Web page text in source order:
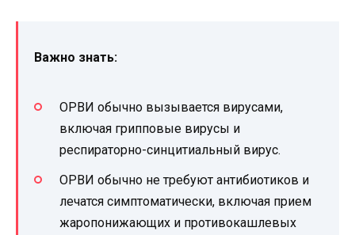
Важно знать:
ОРВИ обычно вызывается вирусами,
включая грипповые вирусы и
респираторно-синцитиальный вирус.
ОРВИ обычно не требуют антибиотиков и
лечатся симптоматически, включая прием
жаропонижающих и противокашлевых